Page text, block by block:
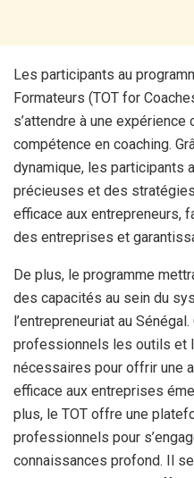
Les participants au
Formateurs (TOT for
s’attendre à une
compétence en coaching.
dynamique, les participants
précieuses et des
efficace aux entrepreneurs,
des entreprises et
De plus, le programme
des capacités au sein du
l’entrepreneuriat au
professionnels les outils et
nécessaires pour offrir une
efficace aux entreprises
plus, le TOT offre une
professionnels pour
connaissances profond. Il